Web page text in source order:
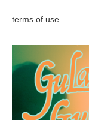
terms of use